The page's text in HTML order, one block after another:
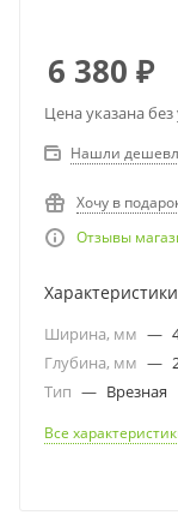
6 380 ₽
Цена указана
Нашли
Хочу в
Отзывы
Характеристики
Ширина, мм —
Глубина, мм —
Тип — Врезная
Все